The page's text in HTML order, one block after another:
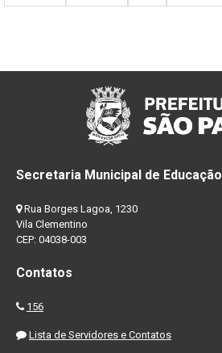
Secretaria Municipal de Educação
Rua Borges Lagoa, 1230
Vila Clementino
CEP: 04038-003
Contatos
156
Lista de Servidores e Contatos